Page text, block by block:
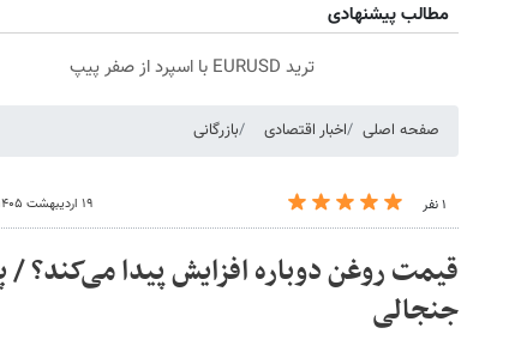
مطالب پیشنهادی
ترید EURUSD با اسپرد از صفر پیپ
صفحه اصلی اخبار اقتصادی بازرگانی
۱ نفر ۱۹ اردیبهشت ۱۴۰۵ - ۱۸:۱۸
قیمت روغن دوباره افزایش پیدا می‌کند؟
جنجالی